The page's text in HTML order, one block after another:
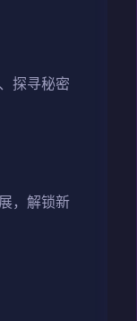
探寻秘密
，解锁新